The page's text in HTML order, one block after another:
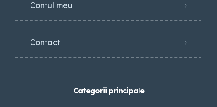
Contul meu
Contact
Categorii principale